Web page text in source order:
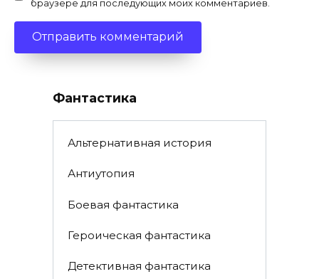
браузере для последующих моих комментариев.
Фантастика
Альтернативная история
Антиутопия
Боевая фантастика
Героическая фантастика
Детективная фантастика